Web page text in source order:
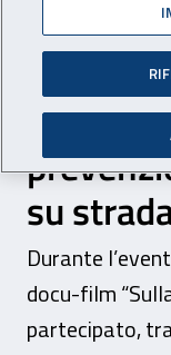
Pertini
su
Durante
docu-film
partecipato,